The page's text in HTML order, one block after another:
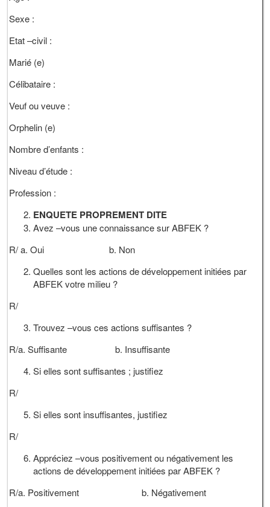
Sexe :
Etat –civil :
Marié (e)
Célibataire :
Veuf ou veuve :
Orphelin (e)
Nombre d’enfants :
Niveau d’étude :
Profession :
ENQUETE PROPREMENT DITE
Avez –vous une connaissance sur ABFEK ?
R/ a. Oui b. Non
Quelles sont les actions de développement initiées par
ABFEK votre milieu ?
R/
Trouvez –vous ces actions suffisantes ?
R/a. Suffisante b. Insuffisante
Si elles sont suffisantes ; justifiez
R/
Si elles sont insuffisantes, justifiez
R/
Appréciez –vous positivement ou négativement les
actions de développement initiées par ABFEK ?
R/a. Positivement b. Négativement